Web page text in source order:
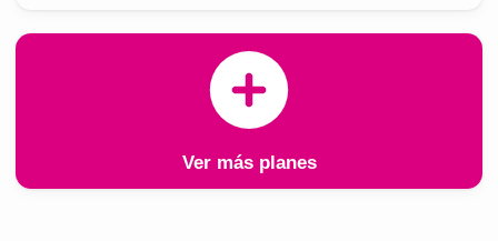
Ver más planes